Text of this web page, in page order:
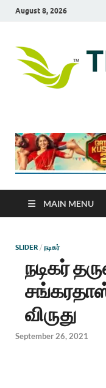
August 8, 2026
MAIN MENU
SLIDER / நடிகர்
நடிகர்
சங்கரதாஸ்
விருது
September 26, 2021